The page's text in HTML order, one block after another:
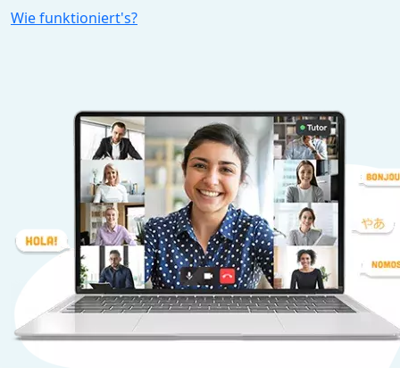
Wie funktioniert's?